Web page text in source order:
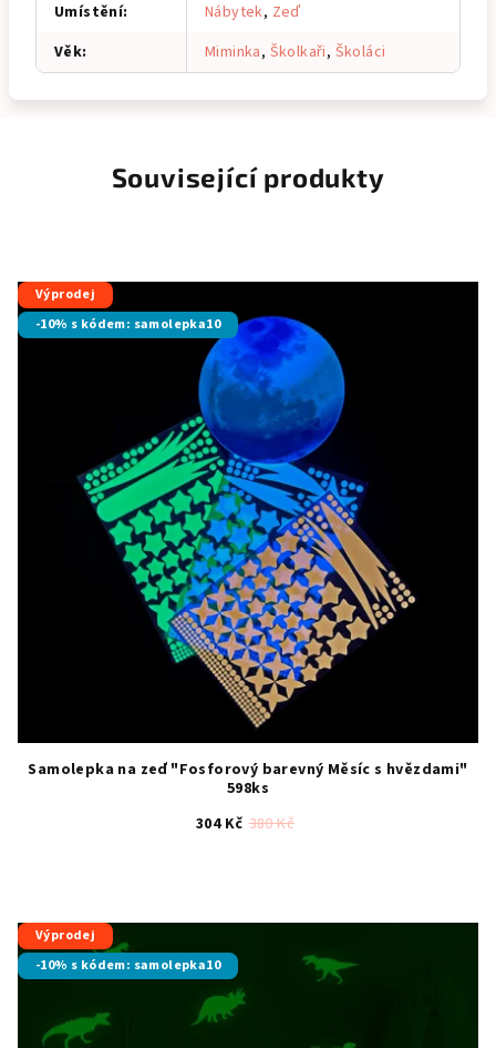
Umístění: Nábytek, Zeď
Věk: Miminka, Školkaři, Školáci
Související produkty
Výprodej
-10% s kódem: samolepka10
Samolepka na zeď "Fosforový barevný Měsíc s hvězdami"
598ks
304 Kč 380 Kč
Výprodej
-10% s kódem: samolepka10